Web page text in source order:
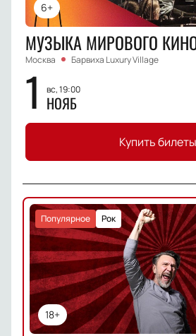
6+
МУЗЫКА МИРОВОГО
Москва Барвиха Luxury Village
1 вс, 19:00
НОЯБ
Купить билеты
18+
Рок
Популярное